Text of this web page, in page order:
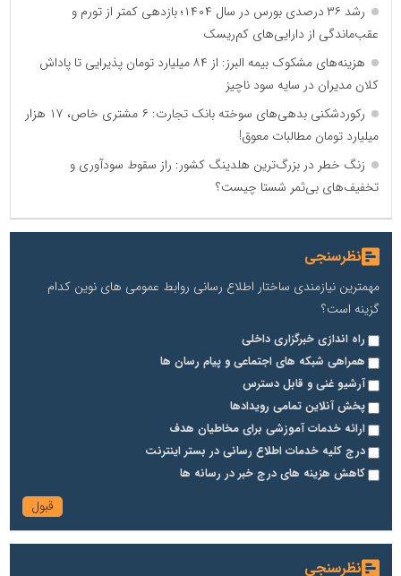
رشد ۳۶ درصدی بورس در سال ۱۴۰۴؛ بازدهی کمتر از تورم و
عقب‌ماندگی از دارایی‌های کم‌ریسک
هزینه‌های مشکوک بیمه البرز: از ۸۴ میلیارد تومان پذیرایی تا پاداش
کلان مدیران در سایه سود ناچیز
رکوردشکنی بدهی‌های سوخته بانک تجارت: ۶ مشتری خاص، ۱۷ هزار
میلیارد تومان مطالبات معوق!
زنگ خطر در بزرگ‌ترین هلدینگ کشور: راز سقوط سودآوری و
تخفیف‌های بی‌ثمر شستا چیست؟
نظرسنجی
مهمترین نیازمندی ساختار اطلاع رسانی روابط عمومی های نوین کدام
گزینه است؟
راه اندازی خبرگزاری داخلی
همراهی شبکه های اجتماعی و پیام رسان ها
آرشیو غنی و قابل دسترس
پخش آنلاین تمامی رویدادها
ارائه خدمات آموزشی برای مخاطیان هدف
درج کلیه خدمات اطلاع رسانی در بستر اینترنت
کاهش هزینه های درج خبر در رسانه ها
نظرسنجی